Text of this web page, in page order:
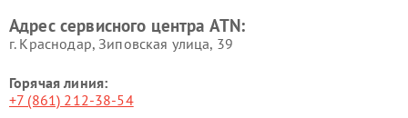
Адрес сервисного центра ATN:
г. Краснодар, Зиповская улица, 39
Горячая линия:
+7 (861) 212-38-54